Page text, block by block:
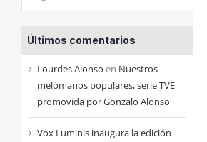
entradas
de
cada
mes
Últimos comentarios
Lourdes Alonso en Nuestros
melómanos populares, serie TVE
promovida por Gonzalo Alonso
Vox Luminis inaugura la edición